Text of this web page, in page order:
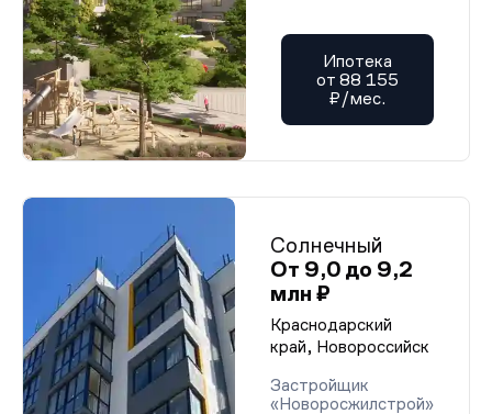
Ипотека
от 88 155
₽/мес.
Солнечный
От 9,0 до 9,2
млн ₽
Краснодарский
край, Новороссийск
Застройщик
«Новоросжилстрой»